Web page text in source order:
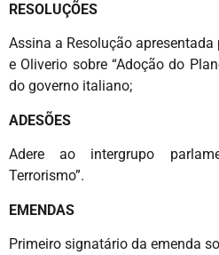
RESOLUÇÕES
Assina a Resolução
e Oliverio sobre “Adoção do
do governo italiano;
ADESÕES
Adere ao intergrupo
Terrorismo”.
EMENDAS
Primeiro signatário da emenda